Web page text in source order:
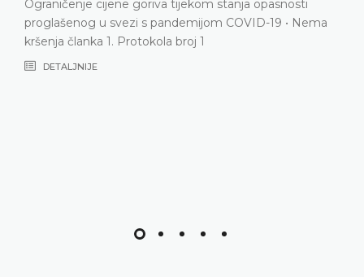
goriva tijekom stanja opasnosti
s pandemijom COVID-19 • Nema
Protokola broj 1
Neopravdana,
zbog